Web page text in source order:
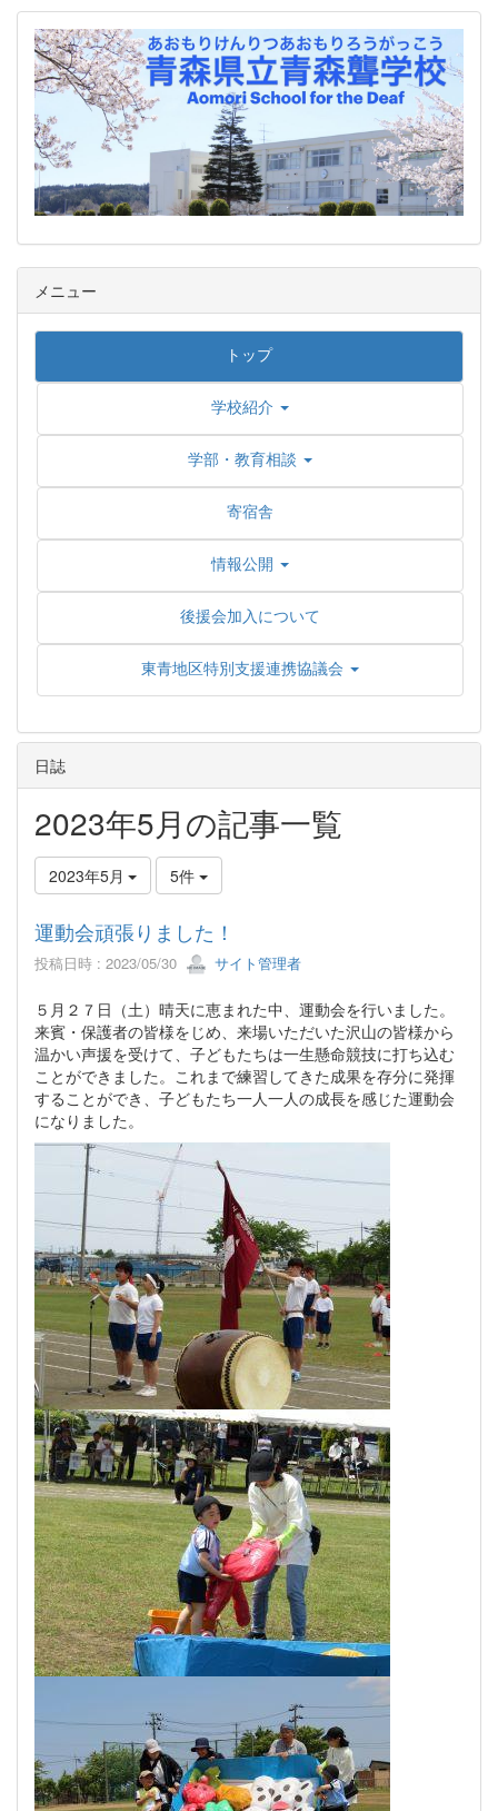
メニュー
トップ
学校紹介
学部・教育相談
寄宿舎
情報公開
後援会加入について
東青地区特別支援連携協議会
日誌
2023年5月の記事一覧
2023年5月 5件
運動会頑張りました！
投稿日時 : 2023/05/30 サイト管理者
５月２７日（土）晴天に恵まれた中、運動会を行いました。
来賓・保護者の皆様をじめ、来場いただいた沢山の皆様から
温かい声援を受けて、子どもたちは一生懸命競技に打ち込む
ことができました。これまで練習してきた成果を存分に発揮
することができ、子どもたち一人一人の成長を感じた運動会
になりました。